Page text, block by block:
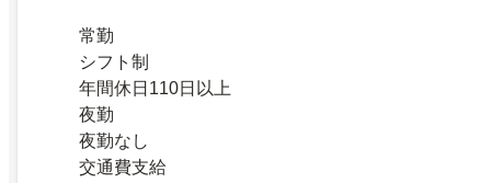
常勤
シフト制
年間休日110日以上
夜勤
夜勤なし
交通費支給